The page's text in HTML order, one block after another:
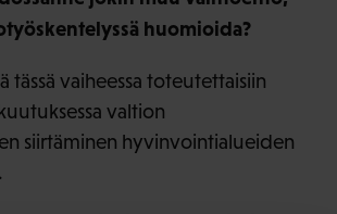
huomioida?
tässä vaiheessa toteutettaisiin
valtion
siirtäminen hyvinvointialueiden